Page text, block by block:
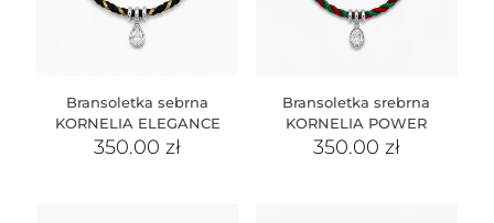
Bransoletka sebrna
KORNELIA ELEGANCE
350.00zł
Bransoletka srebrna
KORNELIA POWER
350.00 zł